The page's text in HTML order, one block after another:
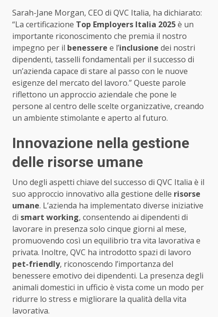
Sarah-Jane Morgan, CEO di QVC Italia, ha dichiarato:
“La certificazione Top Employers Italia 2025è un
importante riconoscimento che premia il nostro
impegno per il benessere e l’inclusione dei nostri
dipendenti, tasselli fondamentali per il successo di
un’azienda capace di stare al passo con le nuove
esigenze del mercato del lavoro.” Queste parole
riflettono un approccio aziendale che pone le
persone al centro delle scelte organizzative, creando
un ambiente stimolante e aperto al futuro.
Innovazione nella gestione
delle risorse umane
Uno degli aspetti chiave del successo di QVC Italia è il
suo approccio innovativo alla gestione delle risorse
umane. L’azienda ha implementato diverse iniziative
di smart working, consentendo ai dipendenti di
lavorare in presenza solo cinque giorni al mese,
promuovendo così un equilibrio tra vita lavorativa e
privata. Inoltre, QVC ha introdotto spazi di lavoro
pet-friendly, riconoscendo l’importanza del
benessere emotivo dei dipendenti. La presenza degli
animali domestici in ufficio è vista come un modo per
ridurre lo stress e migliorare la qualità della vita
lavorativa.